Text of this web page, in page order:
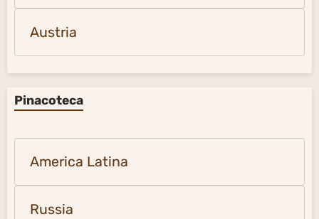
Austria
Pinacoteca
America Latina
Russia